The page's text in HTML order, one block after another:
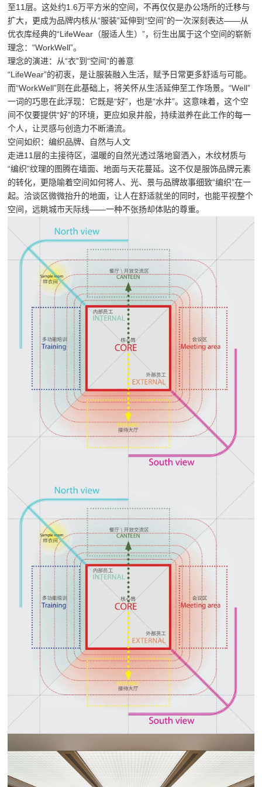
至11层。这处约1.6万平方米的空间，不再仅仅是办公场所的迁移与
扩大，更成为品牌内核从“服装”延伸到“空间”的一次深刻表达——从
优衣库经典的“LifeWear（服适人生）”，衍生出属于这个空间的崭新
理念：“WorkWell”。
理念的演进：从“衣”到“空间”的善意
“LifeWear”的初衷，是让服装融入生活，赋予日常更多舒适与可能。
而“WorkWell”则在此基础上，将关怀从生活延伸至工作场景。“Well”
一词的巧思在此浮现：它既是“好”，也是“水井”。这意味着，这个空
间不仅要提供“好”的环境，更应如泉井般，持续滋养在此工作的每一
个人，让灵感与创造力不断涌流。
空间如织：编织品牌、自然与人文
走进11层的主接待区，温暖的自然光透过落地窗洒入，木纹材质与
“编织”纹理的图腾在墙面、地面与天花蔓延。这不仅是服饰品牌元素
的转化，更隐喻着空间如何将人、光、景与品牌故事细致“编织”在一
起。洽谈区微微抬升的地面，让人在舒适就坐的同时，也能平视整个
空间，远眺城市天际线——一种不张扬却体贴的尊重。